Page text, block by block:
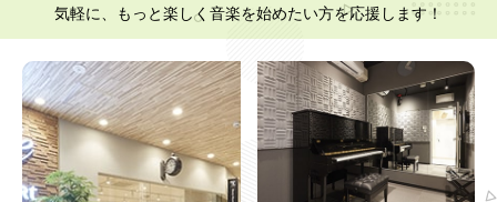
気軽に、もっと楽しく音楽を始めたい方を応援します！